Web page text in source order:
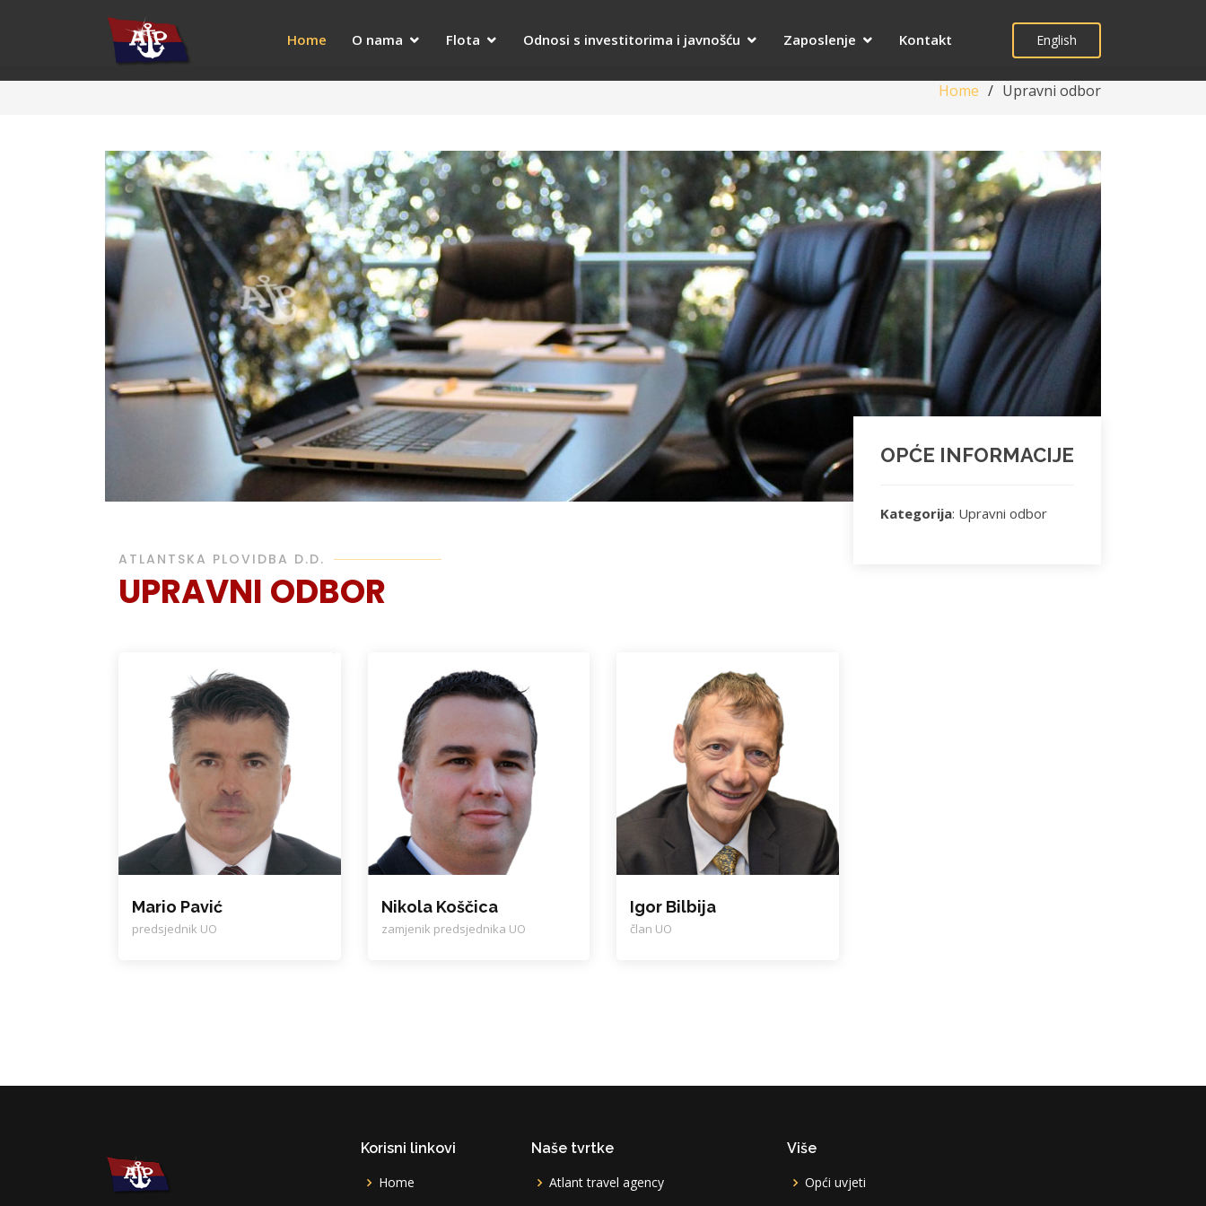
Home O nama Flota Odnosi s investitorima i javnošću Zaposlenje Kontakt English
Home Upravni odbor
OPĆE INFORMACIJE
Kategorija: Upravni odbor
ATLANTSKA PLOVIDBA D.D.
UPRAVNI ODBOR
Mario Pavić
predsjednik UO
Nikola Koščica
zamjenik predsjednika UO
Igor Bilbija
član UO
Korisni linkovi
Home
Naše tvrtke
Atlant travel agency
Više
Opći uvjeti